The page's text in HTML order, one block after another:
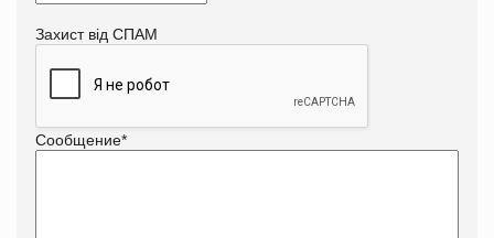
Захист від СПАМ
Сообщение*